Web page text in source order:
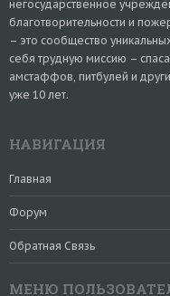
негосударственное
благотворительности и
– это сообщество
себя трудную миссию –
амстаффов, питбулей и
уже 10 лет.
НАВИГАЦИЯ
Главная
Форум
Обратная Связь
МЕНЮ